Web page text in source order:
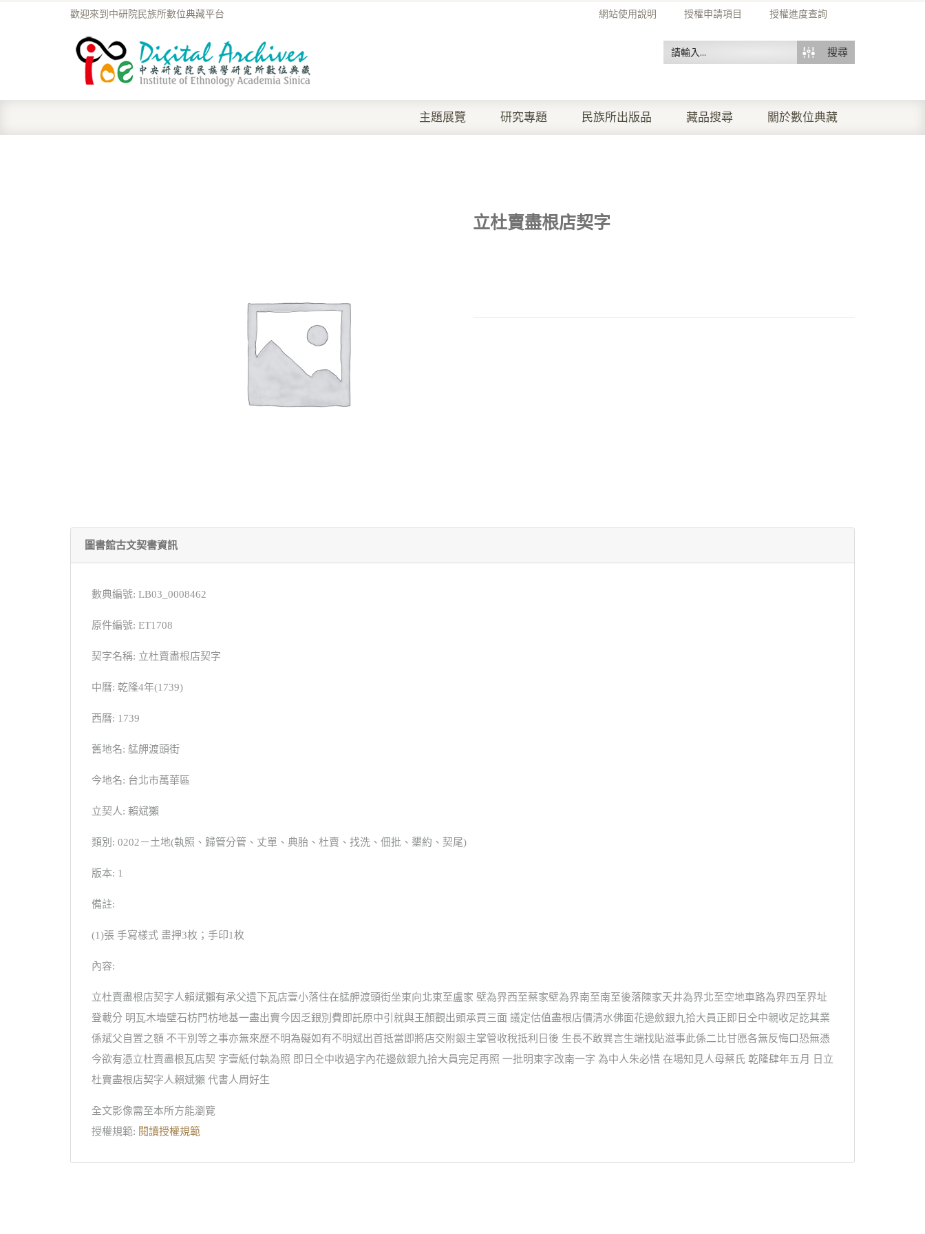
網站使用說明 授權申請項目 授權進度查詢
歡迎來到中研院民族所數位典藏平台
搜尋
主題展覽 研究專題 民族所出版品 藏品搜尋 關於數位典藏
立杜賣盡根店契字
圖書館古文契書資訊
數典編號: LB03_0008462
原件編號: ET1708
契字名稱: 立杜賣盡根店契字
中曆: 乾隆4年(1739)
西曆: 1739
舊地名: 艋舺渡頭街
今地名: 台北市萬華區
立契人: 賴斌獺
類別: 0202－土地(執照、歸管分管、丈單、典胎、杜賣、找洗、佃批、墾約、契尾)
版本: 1
備註:
(1)張 手寫樣式 畫押3枚；手印1枚
內容:
立杜賣盡根店契字人賴斌獺有承父遺下瓦店壹小落住在艋舺渡頭街坐東向北東至盧家 壁為界西至蔡家壁為界南至南至後落陳家天井為界北至空地車路為界四至界址
登載分 明瓦木墻壁石枋門枋地基一盡出賣今因乏銀別費即託原中引就與王顏觀出頭承買三面 議定估值盡根店價清水佛面花邊斂銀九拾大員正即日仝中親收足訖其業
係斌父自置之額 不干別等之事亦無來歷不明為礙如有不明斌出首抵當即將店交附銀主掌管收稅抵利日後 生長不敢異言生端找貼滋事此係二比甘愿各無反悔口恐無憑
今欲有憑立杜賣盡根瓦店契 字壹紙付執為照 即日仝中收過字內花邊斂銀九拾大員完足再照 一批明東字改南一字 為中人朱必惜 在場知見人母蔡氏 乾隆肆年五月 日立
杜賣盡根店契字人賴斌獺 代書人周好生
全文影像需至本所方能瀏覽
授權規範: 閱讀授權規範